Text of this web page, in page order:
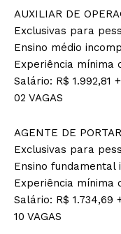
AUXILIAR DE
Exclusivas para
Ensino médio
Experiência mínima
Salário: R$ 1.992,81
02 VAGAS
AGENTE DE
Exclusivas para
Ensino fundamental
Experiência mínima
Salário: R$ 1.734,69
10 VAGAS